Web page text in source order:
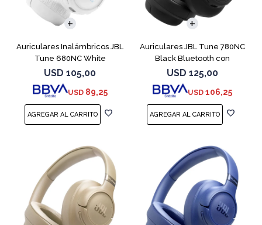
Auriculares Inalámbricos JBL
Tune 680NC White
USD 105,00
USD 89,25
Auriculares JBL Tune 780NC
Black Bluetooth con
Micrófono
USD 125,00
USD 106,25